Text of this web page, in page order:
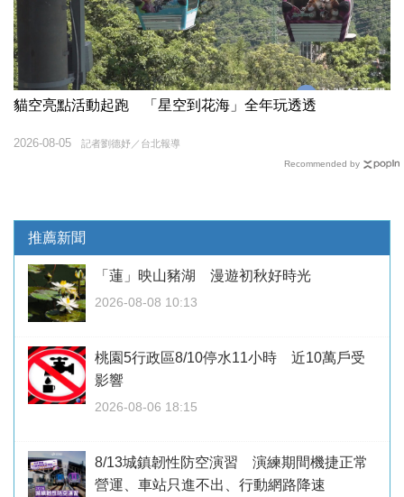
貓空亮點活動起跑 「星空到花海」全年玩透透
記者劉德妤／台北報導
2026-08-05
Recommended by
推薦新聞
「蓮」映山豬湖 漫遊初秋好時光
2026-08-08 10:13
桃園5行政區8/10停水11小時 近10萬戶受
影響
2026-08-06 18:15
8/13城鎮韌性防空演習 演練期間機捷正常
營運、車站只進不出、行動網路降速